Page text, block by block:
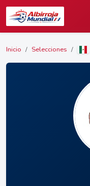
Inicio Selecciones